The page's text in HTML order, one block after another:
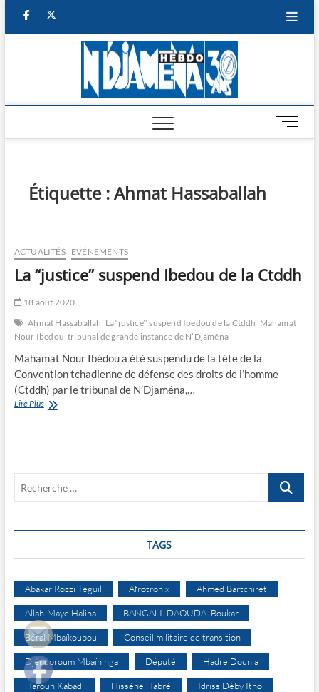
facebook
M
e
Étiquette :Ahmat Hassaballah
ACTUALITÉS EVÉNEMENTS
La “justice’’ suspend Ibedou de la Ctddh
18 août 2020
Ahmat Hassaballah La “justice’’ suspend Ibedou de la Ctddh Mahamat
Nour Ibedou tribunal de grande instance de N’Djaména
Mahamat Nour Ibédou a été suspendu de la tête de la
Convention tchadienne de défense des droits de l’homme
(Ctddh) par le tribunal de N’Djaména,…
Lire PlusLa
Recherche
TAGS
Abakar Rozzi Teguil Afrotronix Ahmed Bartchiret
Allah-Maye Halina BANGALI DAOUDA Boukar
Béral Mbaïkoubou Conseil militaire de transition
Djéndoroum Mbaïninga Député Hadre Dounia
Haroun Kabadi Hissène Habré Idriss Déby Itno